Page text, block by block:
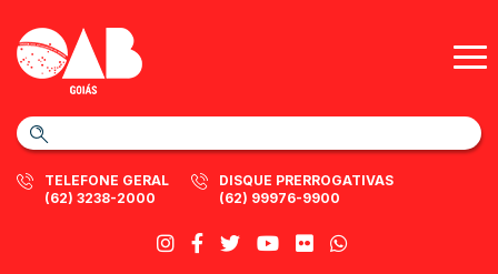
TELEFONE GERAL
(62) 3238-2000
DISQUE PRERROGATIVAS
(62) 99976-9900